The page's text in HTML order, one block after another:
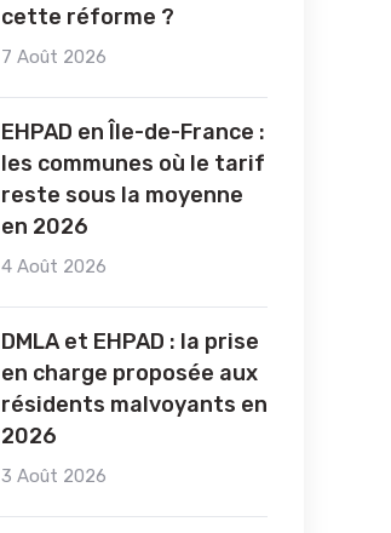
cette réforme ?
7 Août 2026
EHPAD en Île-de-France :
les communes où le tarif
reste sous la moyenne
en 2026
4 Août 2026
DMLA et EHPAD : la prise
en charge proposée aux
résidents malvoyants en
2026
3 Août 2026